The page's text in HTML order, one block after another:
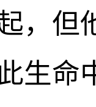
，但
生命